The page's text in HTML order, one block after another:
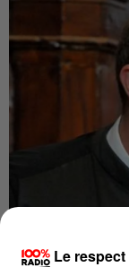
Publié : 27
Le